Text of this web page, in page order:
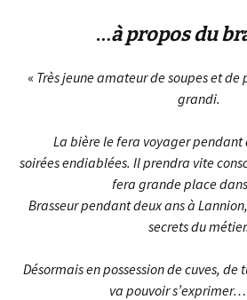
…à propos du
« Très jeune amateur de soupes et
grandi.
La bière le fera voyager pendant
soirées endiablées. Il prendra vite
fera grande place
Brasseur pendant deux ans à
secrets du métier.
Désormais en possession de cuves,
va pouvoir s’exprimer…